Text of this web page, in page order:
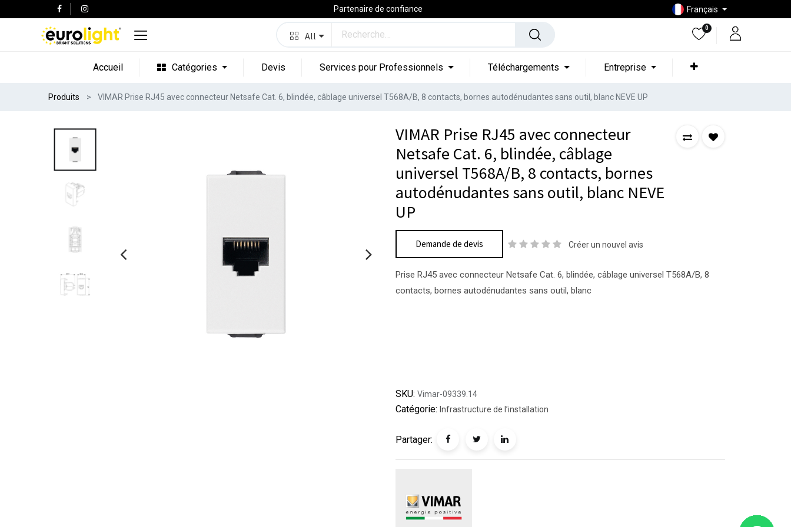
Partenaire de confiance Français
All
0
Accueil Catégories Devis Services pour Professionnels Téléchargements Entreprise
Produits VIMAR Prise RJ45 avec connecteur Netsafe Cat. 6, blindée, câblage universel T568A/B, 8 contacts, bornes autodénudantes sans outil, blanc NEVE UP
VIMAR Prise RJ45 avec connecteur
Netsafe Cat. 6, blindée, câblage
universel T568A/B, 8 contacts, bornes
autodénudantes sans outil, blanc NEVE
UP
Demande de devis Créer un nouvel avis
Prise RJ45 avec connecteur Netsafe Cat. 6, blindée, câblage universel T568A/B, 8
contacts, bornes autodénudantes sans outil, blanc
SKU: Vimar-09339.14
Catégorie: Infrastructure de l’installation
Partager: